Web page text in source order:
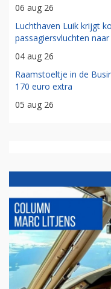
06 aug 26
Luchthaven Luik krijgt
passagiersvluchten
04 aug 26
Raamstoeltje in de
170 euro extra
05 aug 26